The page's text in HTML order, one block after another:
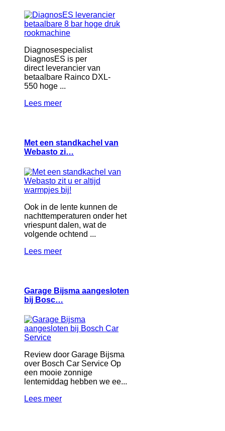
Diagnosespecialist
DiagnosES is per
direct leverancier van
betaalbare Rainco DXL-
550 hoge ...
Lees meer
Met een standkachel van
Webasto zi…
Ook in de lente kunnen de
nachttemperaturen onder het
vriespunt dalen, wat de
volgende ochtend ...
Lees meer
Garage Bijsma aangesloten
bij Bosc…
Review door Garage Bijsma
over Bosch Car Service Op
een mooie zonnige
lentemiddag hebben we ee...
Lees meer